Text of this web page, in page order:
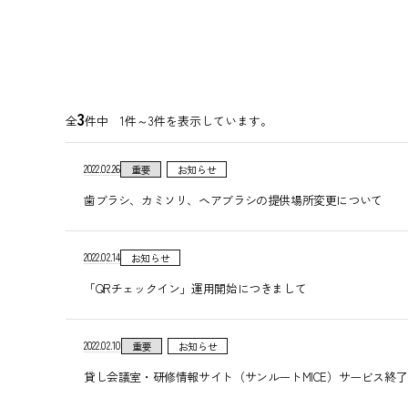
全3件中 1件～3件を表示しています。
2022.02.26 重要 お知らせ
歯ブラシ、カミソリ、ヘアブラシの提供場所変更について
2022.02.14 お知らせ
「QRチェックイン」運用開始につきまして
2022.02.10 重要 お知らせ
貸し会議室・研修情報サイト（サンルートMICE）サービス終